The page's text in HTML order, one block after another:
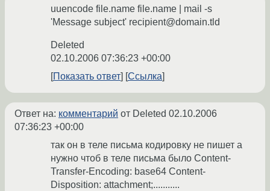
uuencode file.name file.name | mail -s
'Message subject' recipient@domain.tld
Deleted
02.10.2006 07:36:23 +00:00
Показать ответ
Ссылка
Ответ на: комментарий от Deleted 02.10.2006
07:36:23 +00:00
так он в теле письма кодировку не пишет а
нужно чтоб в теле письма было Content-
Transfer-Encoding: base64 Content-
Disposition: attachment;...........